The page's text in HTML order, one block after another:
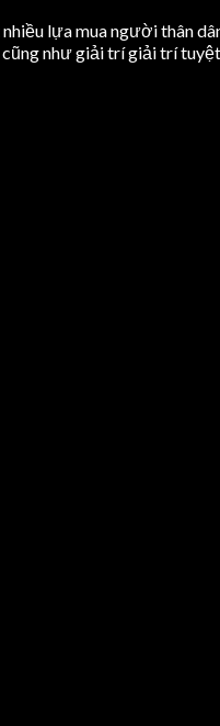
lựa mua người thân
cũng như giải trí giải trí